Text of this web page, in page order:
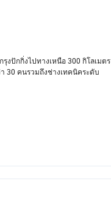
งปักกิ่งไปทางเหนือ 300 กิโลเมตร
30 คนรวมถึงช่างเทคนิคระดับ